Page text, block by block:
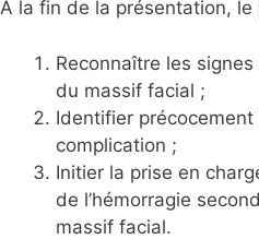
À la fin de la présentation,
Reconnaître les
du massif facial ;
Identifier
complication ;
Initier la prise en
de l’hémorragie
massif facial​.